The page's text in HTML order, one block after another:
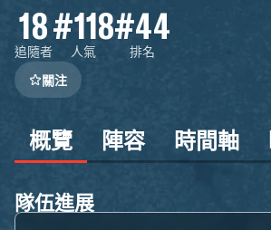
18
追隨者
#118
人氣
#44
排名
關注
概覽 陣容 時間軸
隊伍進展